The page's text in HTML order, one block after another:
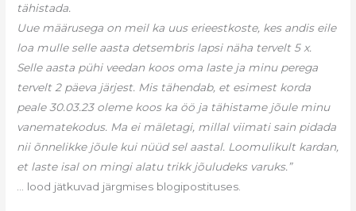
tähistada.
Uue määrusega on meil ka uus erieestkoste, kes andis eile
loa mulle selle aasta detsembris lapsi näha tervelt 5 x.
Selle aasta pühi veedan koos oma laste ja minu perega
tervelt 2 päeva järjest. Mis tähendab, et esimest korda
peale 30.03.23 oleme koos ka öö ja tähistame jõule minu
vanematekodus. Ma ei mäletagi, millal viimati sain pidada
nii õnnelikke jõule kui nüüd sel aastal. Loomulikult kardan,
et laste isal on mingi alatu trikk jõuludeks varuks.”
… lood jätkuvad järgmises blogipostituses.